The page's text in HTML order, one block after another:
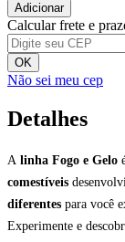
Adicionar
Calcular frete e
OK
Não sei meu cep
Detalhes
A linha Fogo e Gelo
comestíveis
diferentes para você
Experimente e